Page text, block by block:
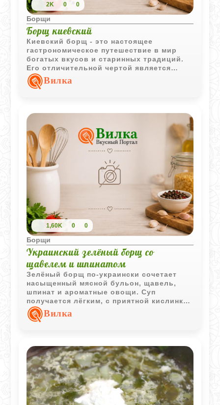
2K 0 0
Борщи
Борщ киевский
Киевский борщ - это настоящее
гастрономическое путешествие в мир
богатых вкусов и старинных традиций.
Его отличительной чертой является
уникальное сочетание говядины и
баранины, а также использование
кислинку и глубину. Этот борщ
получается невероятно сытным и
ароматным, оправдывая каждую минуту,
потраченную на его приготовление.
Вилка
1,60K 0 0
Борщи
Украинский зелёный борщ со
щавелем и шпинатом
Зелёный борщ по-украински сочетает
насыщенный мясной бульон, щавель,
шпинат и ароматные овощи. Суп
получается лёгким, с приятной кислинкой
и традиционным домашним вкусом.
Вилка